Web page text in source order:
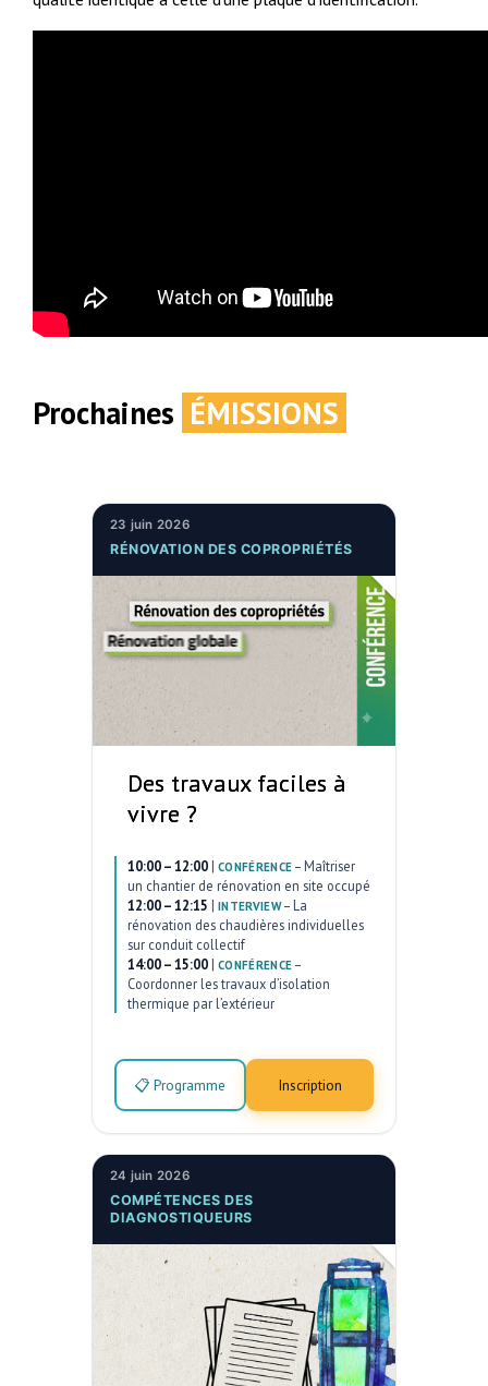
Prochaines ÉMISSIONS
23 juin 2026
RÉNOVATION DES COPROPRIÉTÉS
Des travaux faciles à
vivre ?
10:00 – 12:00 | CONFÉRENCE – Maîtriser
un chantier de rénovation en site occupé
12:00 – 12:15 | INTERVIEW– La
rénovation des chaudières individuelles
sur conduit collectif
14:00 – 15:00 | CONFÉRENCE –
Coordonner les travaux d’isolation
thermique par l’extérieur
📋 Programme Inscription
24 juin 2026
COMPÉTENCES DES
DIAGNOSTIQUEURS